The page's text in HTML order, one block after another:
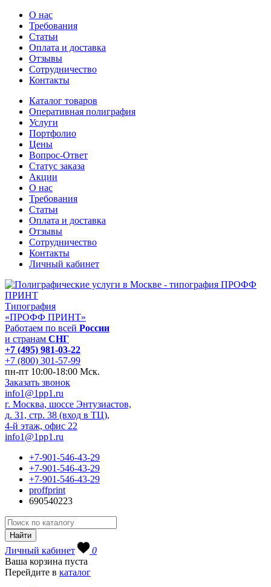
О нас
Требования
Статьи
Оплата и доставка
Отзывы
Сотрудничество
Контакты
Каталог товаров
Оперативная полиграфия
Услуги
Портфолио
Цены
Вопрос-Ответ
Статус заказа
Акции
О нас
Требования
Статьи
Оплата и доставка
Отзывы
Сотрудничество
Контакты
Личный кабинет
Типография
«ПРОФФ ПРИНТ»
Работаем по всей России
и странам СНГ
+7 (495) 981-03-22
+7 (800) 301-57-99
пн-пт 10:00-18:00 Мск.
Заказать звонок
info1@1pp1.ru
г. Москва, шоссе Энтузиастов,
д. 31, стр. 38 (вход в ТЦ),
4-й этаж, офис 22
info1@1pp1.ru
+7-901-546-43-29
+7-901-546-43-29
+7-901-546-43-29
proffprint
690540223
Личный кабинет
0
Ваша корзина пуста
Перейдите в каталог